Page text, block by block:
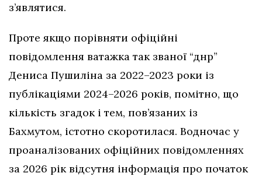
з’являтися.
Проте якщо порівняти офіційні
повідомлення ватажка так званої “днр”
Дениса Пушиліна за 2022–2023 роки із
публікаціями 2024–2026 років, помітно, що
кількість згадок і тем, пов’язаних із
Бахмутом, істотно скоротилася. Водночас у
проаналізованих офіційних повідомленнях
за 2026 рік відсутня інформація про початок